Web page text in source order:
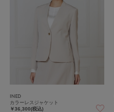
INED
カラーレスジャケット
￥36,300(税込)